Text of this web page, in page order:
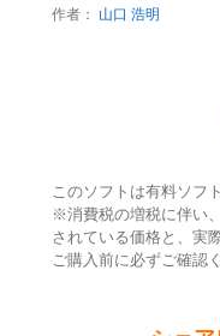
作者：
山口 浩明
このソフトは有料ソフ
※消費税の増税に伴い
されている価格と、実
ご購入前に必ずご確認